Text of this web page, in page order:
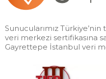
Sunucularımız
veri merkezi sertifikasına
Gayrettepe İstanbul veri